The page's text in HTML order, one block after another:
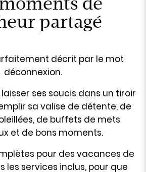
de
partagé
décrit par le mot
déconnexion.
ses soucis dans un tiroir
sa valise de détente, de
de buffets de mets
et de bons moments.
pour des vacances de
les services inclus, pour que